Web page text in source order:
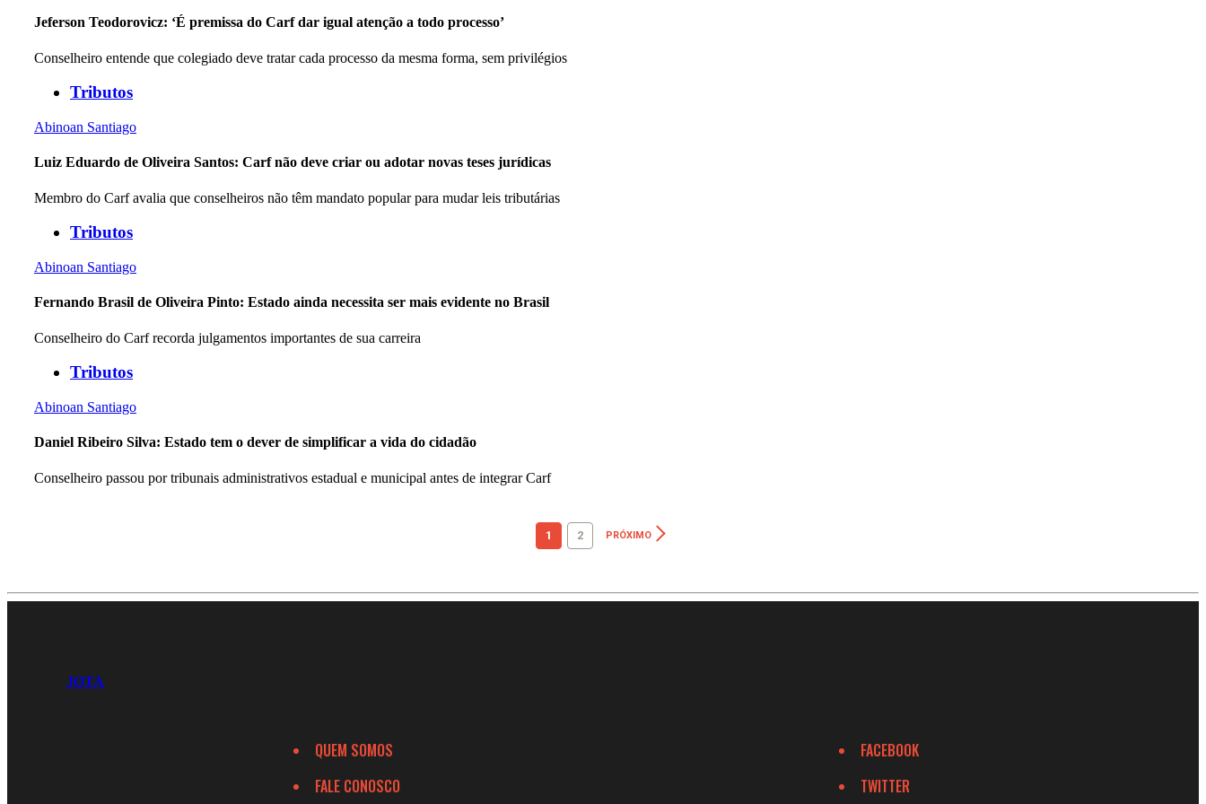
Jeferson Teodorovicz: ‘É premissa do Carf dar igual atenção a todo processo’
Conselheiro entende que colegiado deve tratar cada processo da mesma forma, sem privilégios
Tributos
Abinoan Santiago
Luiz Eduardo de Oliveira Santos: Carf não deve criar ou adotar novas teses jurídicas
Membro do Carf avalia que conselheiros não têm mandato popular para mudar leis tributárias
Tributos
Abinoan Santiago
Fernando Brasil de Oliveira Pinto: Estado ainda necessita ser mais evidente no Brasil
Conselheiro do Carf recorda julgamentos importantes de sua carreira
Tributos
Abinoan Santiago
Daniel Ribeiro Silva: Estado tem o dever de simplificar a vida do cidadão
Conselheiro passou por tribunais administrativos estadual e municipal antes de integrar Carf
1 2 PRÓXIMO
JOTA
QUEM SOMOS
FALE CONOSCO
FACEBOOK
TWITTER